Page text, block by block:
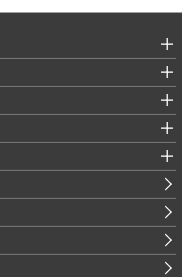
・コンプライアンス）・防災（政策）
スポーツ・スマートシティ
料システム
連）